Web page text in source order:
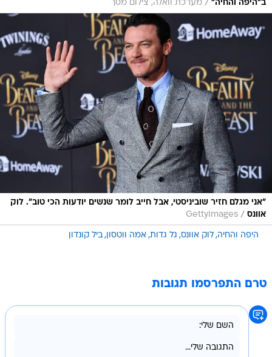
ב"היפה והחיה" / מערכת וואלה, צילום מסך
"אני מגלם חזיר שוביניסטי, אבל חייב לומר שנשים יודעות הכי טוב". לוק
אוונס /
GettyImages
היפה והחיה לוק אוונס גל גדות אמה ווטסון ביל קונדון
טרם התפרסמו תגובות